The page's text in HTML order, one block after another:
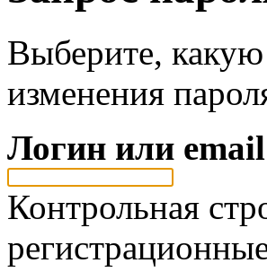
Выберите,
изменения
Логин или
Контрольная